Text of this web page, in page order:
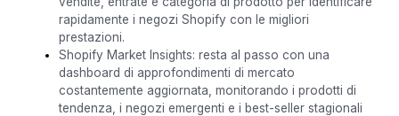
rapidamente i negozi Shopify con le migliori
prestazioni.
Shopify Market Insights: resta al passo con una
dashboard di approfondimenti di mercato
costantemente aggiornata, monitorando i prodotti di
tendenza, i negozi emergenti e i best-seller stagionali